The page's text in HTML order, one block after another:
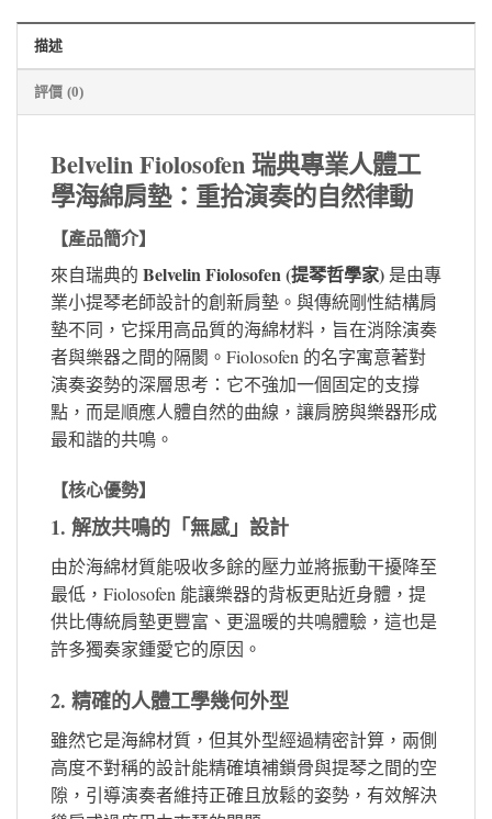
描述
評價 (0)
Belvelin Fiolosofen 瑞典專業人體工
學海綿肩墊：重拾演奏的自然律動
【產品簡介】
來自瑞典的 Belvelin Fiolosofen (提琴哲學家) 是由專
業小提琴老師設計的創新肩墊。與傳統剛性結構肩
墊不同，它採用高品質的海綿材料，旨在消除演奏
者與樂器之間的隔閡。Fiolosofen 的名字寓意著對
演奏姿勢的深層思考：它不強加一個固定的支撐
點，而是順應人體自然的曲線，讓肩膀與樂器形成
最和諧的共鳴。
【核心優勢】
1. 解放共鳴的「無感」設計
由於海綿材質能吸收多餘的壓力並將振動干擾降至
最低，Fiolosofen 能讓樂器的背板更貼近身體，提
供比傳統肩墊更豐富、更溫暖的共鳴體驗，這也是
許多獨奏家鍾愛它的原因。
2. 精確的人體工學幾何外型
雖然它是海綿材質，但其外型經過精密計算，兩側
高度不對稱的設計能精確填補鎖骨與提琴之間的空
隙，引導演奏者維持正確且放鬆的姿勢，有效解決